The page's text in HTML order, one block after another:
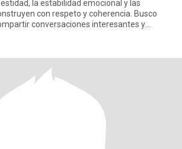
la estabilidad emocional y las
con respeto y coherencia. Busco
conversaciones interesantes y